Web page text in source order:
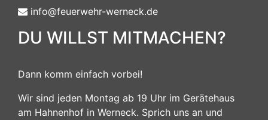
info@feuerwehr-werneck.de
DU WILLST MITMACHEN?
Dann komm einfach vorbei!
Wir sind jeden Montag ab 19 Uhr im Gerätehaus
am Hahnenhof in Werneck. Sprich uns an und